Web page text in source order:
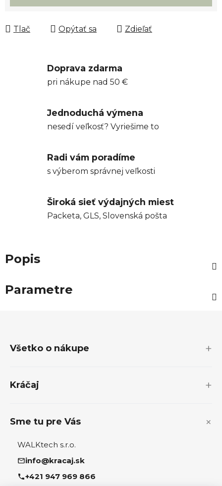
Tlač Opýtať sa Zdieľať
Doprava zdarma
pri nákupe nad 50 €
Jednoduchá výmena
nesedí veľkosť? Vyriešime to
Radi vám poradíme
s výberom správnej veľkosti
Široká sieť výdajných miest
Packeta, GLS, Slovenská pošta
Popis
Parametre
Všetko o nákupe
Kráčaj
Sme tu pre Vás
WALKtech s.r.o.
info@kracaj.sk
+421 947 969 866